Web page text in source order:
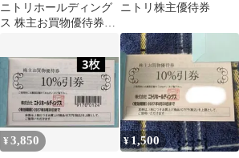
ニトリホールディング
ス 株主お買物優待券
ニトリ株主優待券
¥3,850 ¥ 1,500